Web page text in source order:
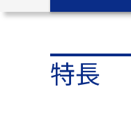
特長